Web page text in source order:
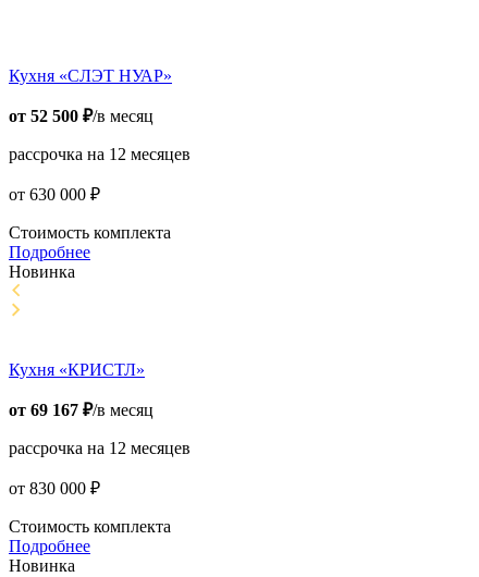
Кухня «СЛЭТ НУАР»
от 52 500 ₽/в месяц
рассрочка на 12 месяцев
от 630 000 ₽
Стоимость комплекта
Подробнее
Новинка
Кухня «КРИСТЛ»
от 69 167 ₽/в месяц
рассрочка на 12 месяцев
от 830 000 ₽
Стоимость комплекта
Подробнее
Новинка